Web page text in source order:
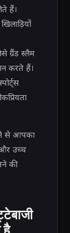
हैं।
ग्रैंड स्लैम
करते हैं।
से आपका
उच्च
की
है